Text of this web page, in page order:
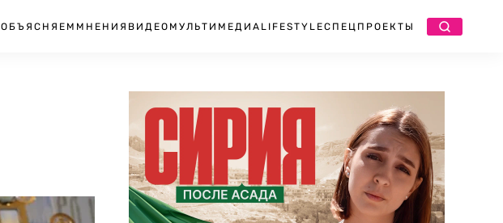
ОБЪЯСНЯЕМ МНЕНИЯ ВИДЕО МУЛЬТИМЕДИА LIFESTYLEСПЕЦПРОЕКТЫ